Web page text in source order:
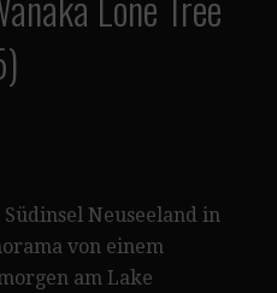
Neuseeland in
von einem
am Lake